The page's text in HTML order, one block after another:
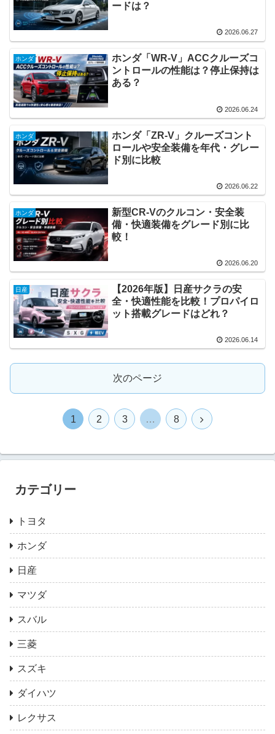
ードは？
2026.06.27
ホンダ
ホンダ「WR-V」ACCクルーズコ
ントロールの性能は？停止保持は
ある？
2026.06.24
ホンダ
ホンダ「ZR-V」クルーズコント
ロールや安全装備を年代・グレー
ド別に比較
2026.06.22
ホンダ
新型CR-Vのクルコン・安全装
備・快適装備をグレード別に比
較！
2026.06.20
日産
【2026年版】日産サクラの安
全・快適性能を比較！プロパイロ
ット搭載グレードはどれ？
2026.06.14
次のページ
1 2 3 … 8
カテゴリー
トヨタ
ホンダ
日産
マツダ
スバル
三菱
スズキ
ダイハツ
レクサス